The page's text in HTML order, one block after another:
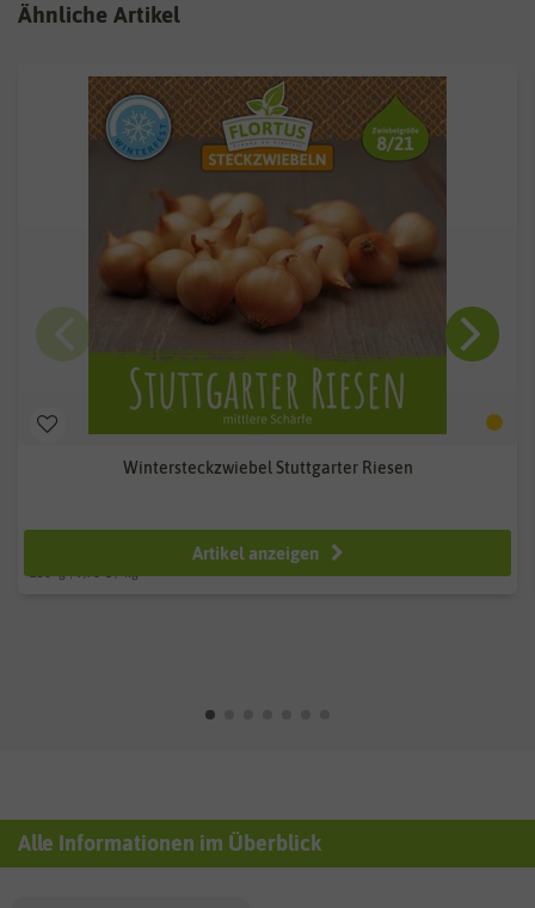
Ähnliche Artikel
Wintersteckzwiebel Stuttgarter Riesen
Artikel anzeigen
Alle Informationen im Überblick